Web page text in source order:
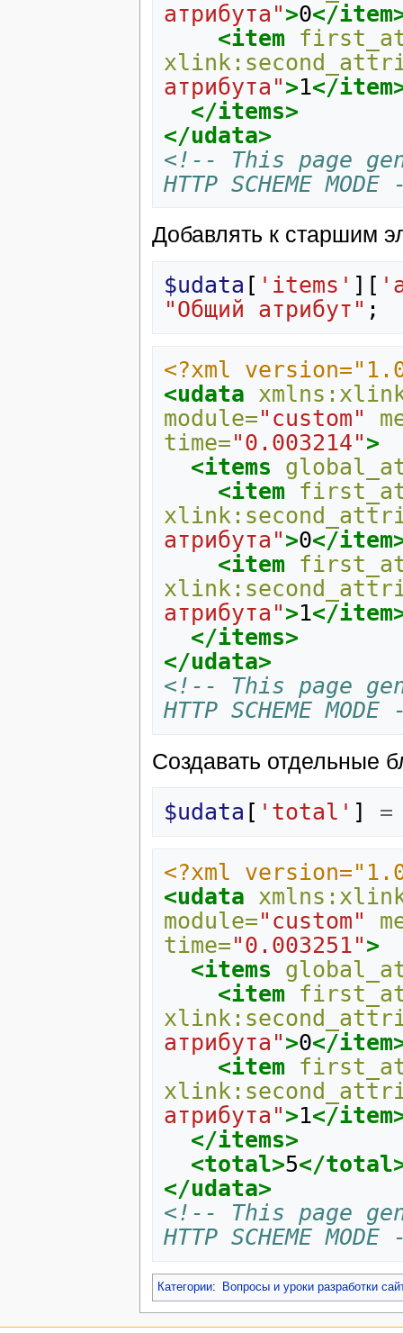
атрибута">0</
<item
атрибута">1</
</items>
</udata>
<!-- This page
HTTP SCHEME
Добавлять к старшим
$udata [ 'items' ][
"Общий атрибут" ;
<?xml
<udata
module="custom"
time="0.003214">
<items
<item
атрибута">0</
<item
атрибута">1</
</items>
</udata>
<!-- This page
HTTP SCHEME
Создавать отдельные
$udata [ 'total' ] =
<?xml
<udata
module="custom"
time="0.003251">
<items
<item
атрибута">0</
<item
атрибута">1</
</items>
<total>5</
</udata>
<!-- This page
HTTP SCHEME
Категории: Вопросы и уроки разработки